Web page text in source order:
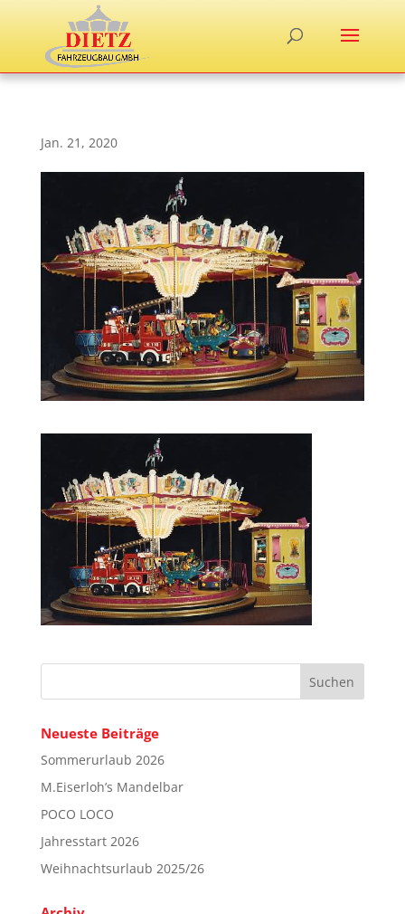
Jan. 21, 2020
Neueste Beiträge
Sommerurlaub 2026
M.Eiserloh’s Mandelbar
POCO LOCO
Jahresstart 2026
Weihnachtsurlaub 2025/26